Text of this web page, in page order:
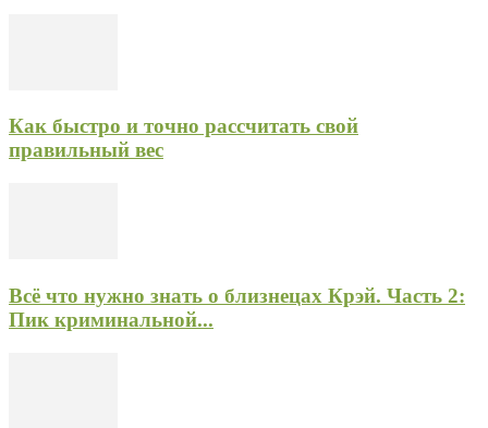
Как быстро и точно рассчитать свой
правильный вес
Всё что нужно знать о близнецах Крэй. Часть 2:
Пик криминальной...